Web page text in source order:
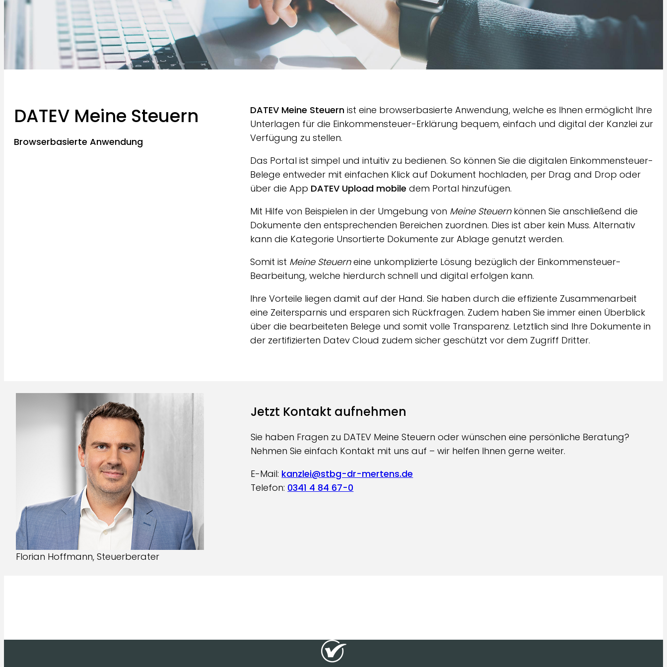
DATEV Meine Steuern
Browserbasierte Anwendung
DATEV Meine Steuern ist eine browserbasierte Anwendung, welche es Ihnen ermöglicht Ihre
Unterlagen für die Einkommensteuer-Erklärung bequem, einfach und digital der Kanzlei zur
Verfügung zu stellen.
Das Portal ist simpel und intuitiv zu bedienen. So können Sie die digitalen Einkommensteuer-
Belege entweder mit einfachen Klick auf Dokument hochladen, per Drag and Drop oder
über die App DATEV Upload mobile dem Portal hinzufügen.
Mit Hilfe von Beispielen in der Umgebung von Meine Steuernkönnen Sie anschließend die
Dokumente den entsprechenden Bereichen zuordnen. Dies ist aber kein Muss. Alternativ
kann die Kategorie Unsortierte Dokumente zur Ablage genutzt werden.
Somit ist Meine Steuerneine unkomplizierte Lösung bezüglich der Einkommensteuer-
Bearbeitung, welche hierdurch schnell und digital erfolgen kann.
Ihre Vorteile liegen damit auf der Hand. Sie haben durch die effiziente Zusammenarbeit
eine Zeitersparnis und ersparen sich Rückfragen. Zudem haben Sie immer einen Überblick
über die bearbeiteten Belege und somit volle Transparenz. Letztlich sind Ihre Dokumente in
der zertifizierten Datev Cloud zudem sicher geschützt vor dem Zugriff Dritter.
Florian Hoffmann, Steuerberater
Jetzt Kontakt aufnehmen
Sie haben Fragen zu DATEV Meine Steuern oder wünschen eine persönliche Beratung?
Nehmen Sie einfach Kontakt mit uns auf – wir helfen Ihnen gerne weiter.
E-Mail: kanzlei@stbg-dr-mertens.de
Telefon: 0341 4 84 67-0